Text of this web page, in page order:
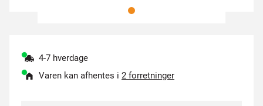
4-7 hverdage
Varen kan afhentes i 2 forretninger